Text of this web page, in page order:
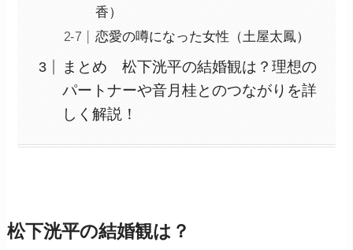
香）
恋愛の噂になった女性（土屋太鳳）
まとめ 松下洸平の結婚観は？理想の
パートナーや音月桂とのつながりを詳
しく解説！
松下洸平の結婚観は？